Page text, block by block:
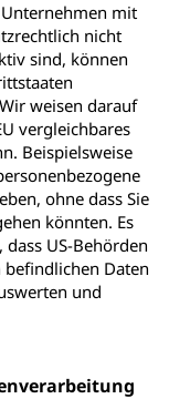
mit
nicht
sind, können
weisen darauf
vergleichbares
Beispielsweise
ohne dass Sie
könnten. Es
US-Behörden
befindlichen Daten
und